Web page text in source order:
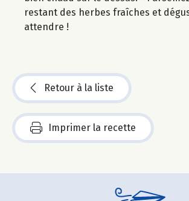
restant des herbes fraîches et
attendre !
Retour à la liste
Imprimer la recette